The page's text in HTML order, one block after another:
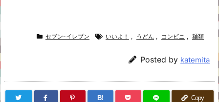
セブン-イレブン いいよ！ , うどん , コンビニ , 麺類
Posted by katemita
B! Copy